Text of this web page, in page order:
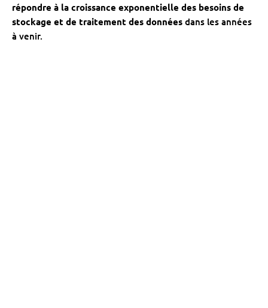
répondre à la croissance exponentielle des besoins de
stockage et de traitement des données dans les années
à venir.